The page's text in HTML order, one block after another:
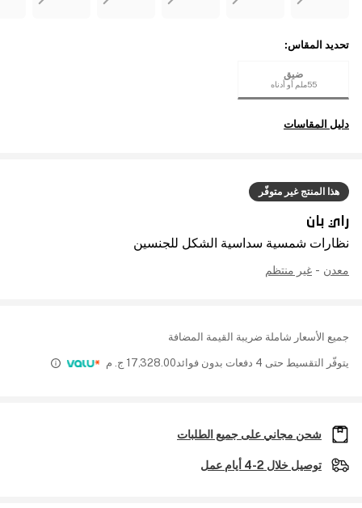
هذا المنتج غير متوفّر
راي بان
نظارات شمسية سداسية الشكل للجنسين
معدن - غير منتظم
جميع الأسعار شاملة ضريبة القيمة المضافة
يتوفّر التقسيط حتى 4 دفعات بدون فوائد 17,328.00 ج. م
تحديد المقاس:
ضيق
55ملم أو أدناه
دليل المقاسات
شحن مجاني على جميع الطلبات
توصيل خلال 2-4 أيام عمل